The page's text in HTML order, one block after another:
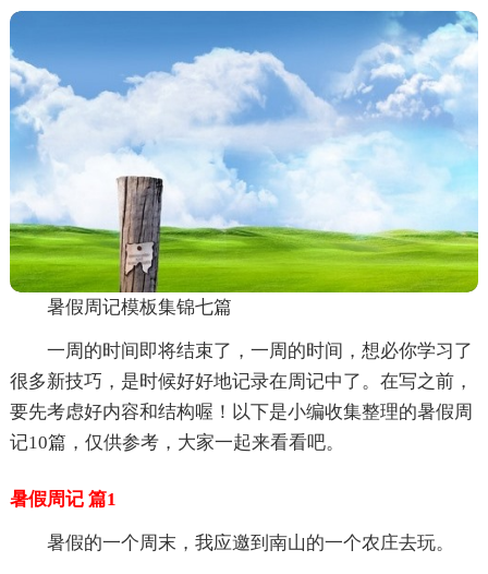
暑假周记模板集锦七篇
一周的时间即将结束了，一周的时间，想必你学习了
很多新技巧，是时候好好地记录在周记中了。在写之前，
要先考虑好内容和结构喔！以下是小编收集整理的暑假周
记10篇，仅供参考，大家一起来看看吧。
暑假周记 篇1
暑假的一个周末，我应邀到南山的一个农庄去玩。